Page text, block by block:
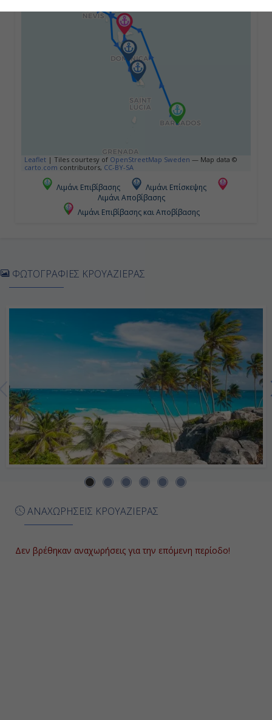
Σαιντ Τζονς Αντίγκουα, Αντίγκουα
08:00
23:00
Ημέρα 7η
Πουάντ α Πίτρ - Γουαδελούπη,
Γαλλία
08:00
Leaflet | Tiles courtesy of OpenStreetMap Sweden — Map data ©
carto.com contributors, CC-BY-SA
Λιμάνι Επιβίβασης
Λιμάνι Επίσκεψης
Λιμάνι Αποβίβασης
Λιμάνι Επιβίβασης και Αποβίβασης
ΑΝΑΧΩΡΗΣΕΙΣ ΚΡΟΥΑΖΙΕΡΑΣ
Δεν βρέθηκαν αναχωρήσεις για την επόμενη περίοδο!
ΦΩΤΟΓΡΑΦΙΕΣ ΚΡΟΥΑΖΙΕΡΑΣ